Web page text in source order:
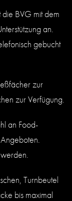
die BVG mit dem
an.
gebucht
zur
zur Verfügung.
an Food-
Turnbeutel
bis maximal